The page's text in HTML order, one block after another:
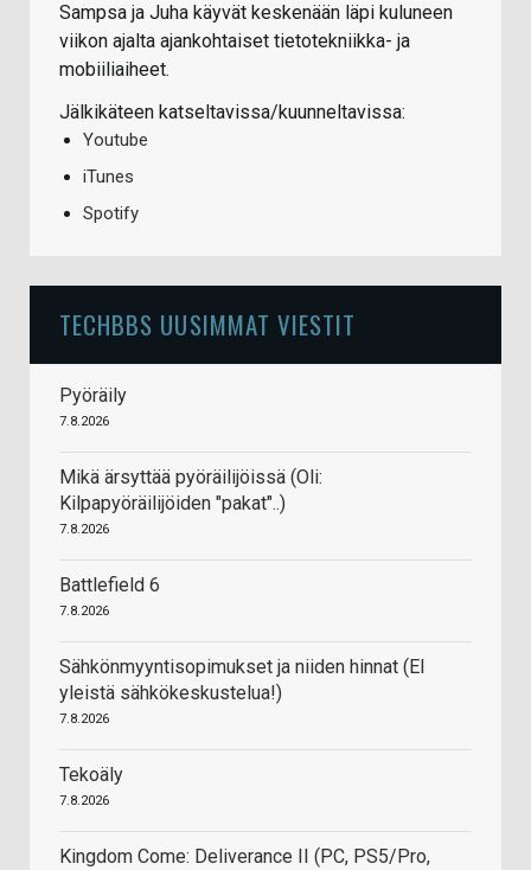
Sampsa ja Juha käyvät keskenään läpi kuluneen
viikon ajalta ajankohtaiset tietotekniikka- ja
mobiiliaiheet.
Jälkikäteen katseltavissa/kuunneltavissa:
Youtube
iTunes
Spotify
TECHBBS UUSIMMAT VIESTIT
Pyöräily
7.8.2026
Mikä ärsyttää pyöräilijöissä (Oli:
Kilpapyöräilijöiden "pakat"..)
7.8.2026
Battlefield 6
7.8.2026
Sähkönmyyntisopimukset ja niiden hinnat (EI
yleistä sähkökeskustelua!)
7.8.2026
Tekoäly
7.8.2026
Kingdom Come: Deliverance II (PC, PS5/Pro,